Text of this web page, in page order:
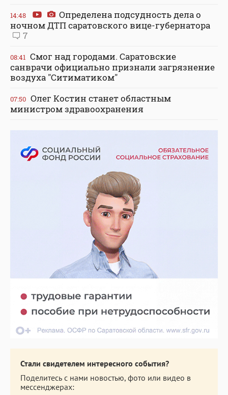
14:48
Определена подсудность дела о
ночном ДТП саратовского вице-губернатора
7
08:41 Смог над городами. Саратовские
санврачи официально признали загрязнение
воздуха "Ситиматиком"
07:50 Олег Костин станет областным
министром здравоохранения
Стали свидетелем интересного события?
Поделитесь с нами новостью, фото или видео в
мессенджерах: